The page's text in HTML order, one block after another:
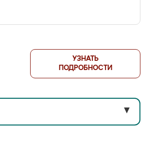
УЗНАТЬ
ПОДРОБНОСТИ
▼